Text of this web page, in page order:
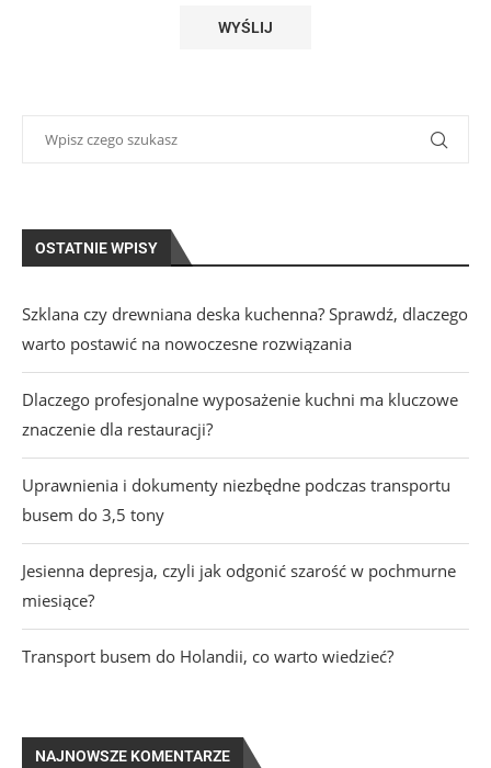
OSTATNIE WPISY
Szklana czy drewniana deska kuchenna? Sprawdź, dlaczego
warto postawić na nowoczesne rozwiązania
Dlaczego profesjonalne wyposażenie kuchni ma kluczowe
znaczenie dla restauracji?
Uprawnienia i dokumenty niezbędne podczas transportu
busem do 3,5 tony
Jesienna depresja, czyli jak odgonić szarość w pochmurne
miesiące?
Transport busem do Holandii, co warto wiedzieć?
NAJNOWSZE KOMENTARZE